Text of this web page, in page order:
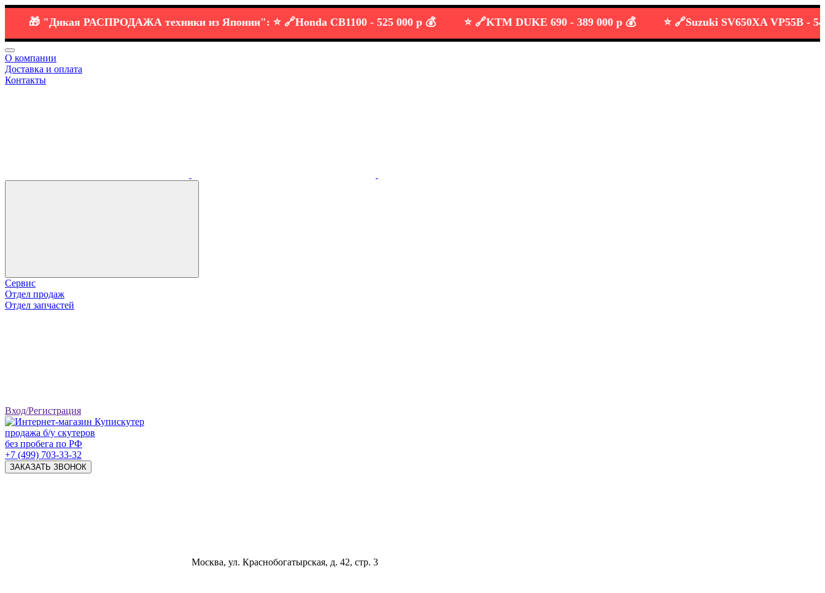
"Дикая РАСПРОДАЖАтехникииз Японии": ⭐️ 🔗Honda CB1100 -525 000 р 💰 KTM DUKE 690 - 389 000 р 💰 Suzuki SV650XA VP55B -549
О компании
Доставка и оплата
Контакты
Сервис
Отдел продаж
Отдел запчастей
Вход/Регистрация
продажа б/у скутеров
без пробега по РФ
+7 (499) 703-33-32
ЗАКАЗАТЬ ЗВОНОК
Москва, ул. Краснобогатырская, д. 42, стр. 3